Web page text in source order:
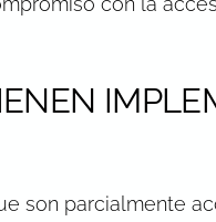
son parcialmente